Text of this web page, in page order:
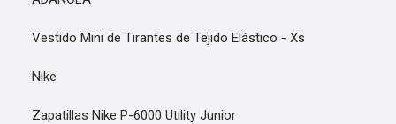
Vestido Mini de Tirantes de Tejido Elástico - Xs
Nike
Zapatillas Nike P-6000 Utility Junior